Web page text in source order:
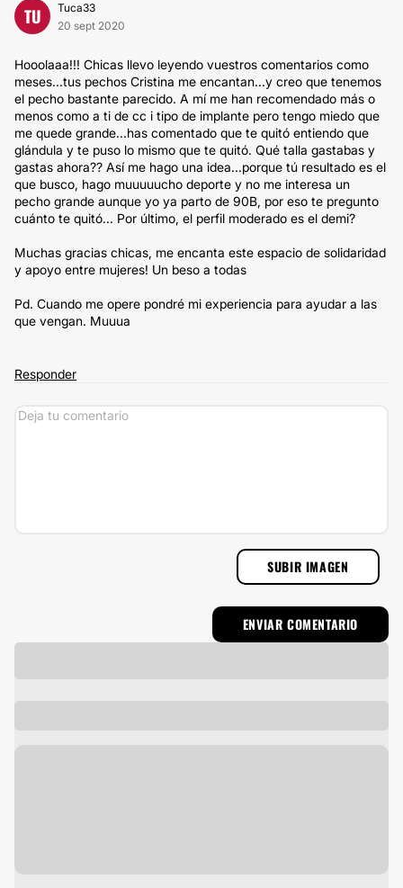
TU
Tuca33
20 sept 2020
Hooolaaa!!! Chicas llevo leyendo vuestros comentarios como
meses...tus pechos Cristina me encantan...y creo que tenemos
el pecho bastante parecido. A mí me han recomendado más o
menos como a ti de cc i tipo de implante pero tengo miedo que
me quede grande...has comentado que te quitó entiendo que
glándula y te puso lo mismo que te quitó. Qué talla gastabas y
gastas ahora?? Así me hago una idea...porque tú resultado es el
que busco, hago muuuuucho deporte y no me interesa un
pecho grande aunque yo ya parto de 90B, por eso te pregunto
cuánto te quitó... Por último, el perfil moderado es el demi?
Muchas gracias chicas, me encanta este espacio de solidaridad
y apoyo entre mujeres! Un beso a todas
Pd. Cuando me opere pondré mi experiencia para ayudar a las
que vengan. Muuua
Responder
SUBIR IMAGEN